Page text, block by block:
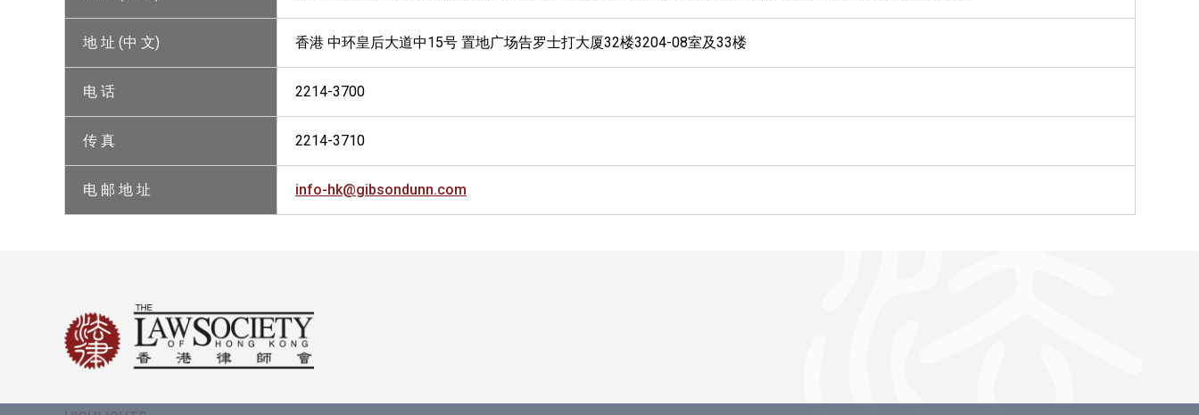
地 址 (中 文) 香港 中环皇后大道中15号 置地广场告罗士打大厦32楼3204-08室及33楼
电 话 2214-3700
传 真 2214-3710
电 邮 地 址 info-hk@gibsondunn.com